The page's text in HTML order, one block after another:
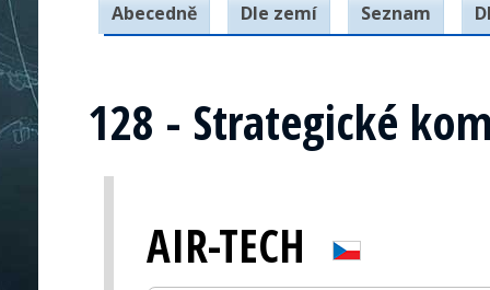
Abecedně Dle zemí Seznam
128 - Strategické
AIR-TECH